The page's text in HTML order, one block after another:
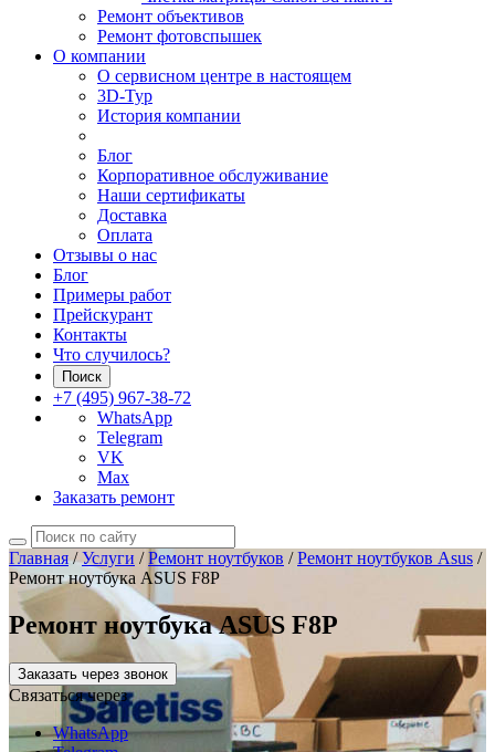
Ремонт объективов
Ремонт фотовспышек
О компании
О сервисном центре в настоящем
3D-Тур
История компании
Блог
Корпоративное обслуживание
Наши сертификаты
Доставка
Оплата
Отзывы о нас
Блог
Примеры работ
Прейскурант
Контакты
Что случилось?
Поиск
+7 (495) 967-38-72
WhatsApp
Telegram
VK
Max
Заказать ремонт
Главная/Услуги /Ремонт ноутбуков /Ремонт ноутбуков Asus /
Ремонт ноутбука ASUS F8P
Ремонт ноутбука ASUS F8P
Заказать через звонок
Связаться через
WhatsApp